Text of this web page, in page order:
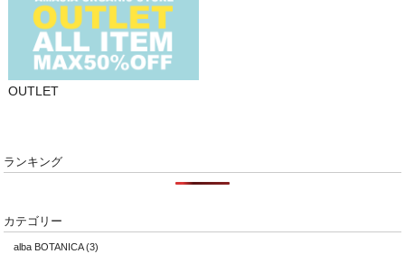
OUTLET
ランキング
カテゴリー
alba BOTANICA(3)